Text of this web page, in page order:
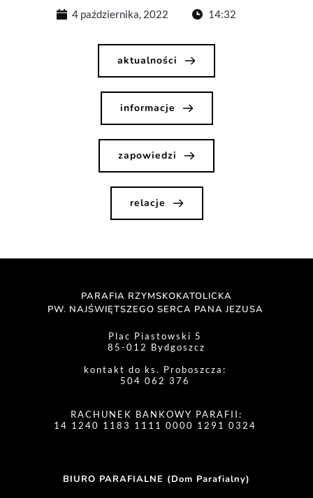
4 października, 2022 14:32
aktualności
informacje
zapowiedzi
relacje
PARAFIA RZYMSKOKATOLICKA
PW. NAJŚWIĘTSZEGO SERCA PANA JEZUSA
Plac Piastowski 5
85-012 Bydgoszcz
kontakt do ks. Proboszcza:
504 062 376
RACHUNEK BANKOWY PARAFII:
14 1240 1183 1111 0000 1291 0324
BIURO PARAFIALNE (Dom Parafialny)